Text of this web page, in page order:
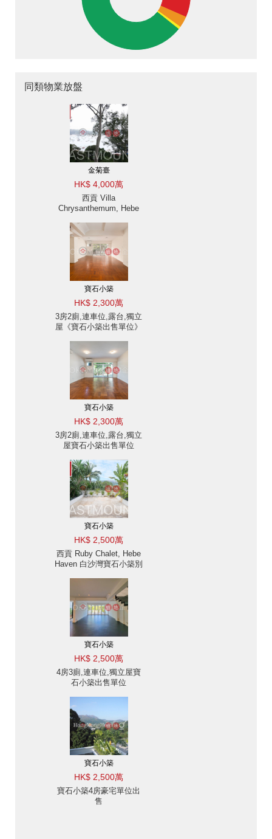
同類物業放盤
金菊臺
HK$ 4,000萬
西貢 Villa
Chrysanthemum, Hebe
出售及出租-海景, 高樓底
出售單位
寶石小築
HK$ 2,300萬
3房2廁,連車位,露台,獨立
屋《寶石小築出售單位》
寶石小築
HK$ 2,300萬
3房2廁,連車位,露台,獨立
屋寶石小築出售單位
寶石小築
HK$ 2,500萬
西貢 Ruby Chalet, Hebe
Haven 白沙灣寶石小築別
寶石小築
HK$ 2,500萬
4房3廁,連車位,獨立屋寶
石小築出售單位
寶石小築
HK$ 2,500萬
寶石小築4房豪宅單位出
售